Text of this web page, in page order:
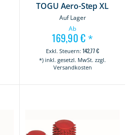
TOGU Aero-Step XL
Auf Lager
Ab
169,90 €*
142,77 €
*) inkl. gesetzl. MwSt. zzgl.
Versandkosten